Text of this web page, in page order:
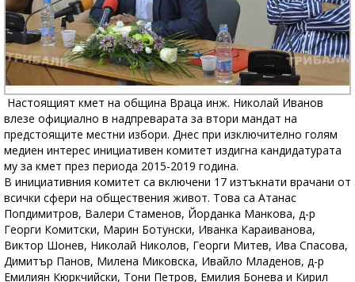
Настоящият кмет на община Враца инж. Николай Иванов
влезе официално в надпреварата за втори мандат на
предстоящите местни избори. Днес при изключително голям
медиен интерес инициативен комитет издигна кандидатурата
му за кмет през периода 2015-2019 година.
В инициативния комитет са включени 17 изтъкнати врачани от
всички сфери на обществения живот. Това са Атанас
Попдимитров, Валери Стаменов, Йорданка Манкова, д-р
Георги Комитски, Марин Ботунски, Иванка Караиванова,
Виктор Шонев, Николай Николов, Георги Митев, Ива Спасова,
Димитър Панов, Милена Миковска, Ивайло Младенов, д-р
Емилиян Кюркчийски, Тони Петров, Емилия Бонева и Кирил